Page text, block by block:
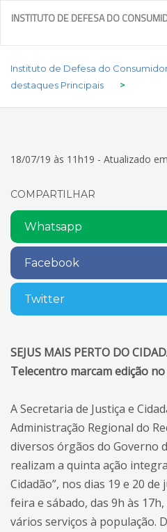
INSTITUTO DE DEFESA DO
Instituto de Defesa do
destaques Principais
>
18/07/19 às 11h19 - Atualizado
COMPARTILHAR
Whatsapp
Facebook
Twitter
SEJUS MAIS PERTO DO
Telecentro marcam edição no
A Secretaria de Justiça e
Administração Regional do
diversos órgãos do Governo
realizam a quinta ação
Cidadão”, nos dias 19 e 20
feira e sábado, das 9h às
vários serviços à população.